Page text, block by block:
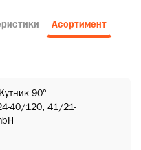
Асортимент
90°
40/120, 41/21-